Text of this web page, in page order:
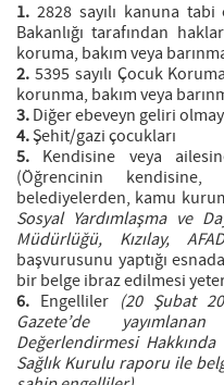
1. 2828 sayılı kanuna
Bakanlığı tarafından
koruma, bakım veya
2. 5395 sayılı Çocuk
korunma, bakım veya
3.Diğer ebeveyn geliri
4.Şehit/gazi çocukları
5. Kendisine veya
(Öğrencinin kendisine,
belediyelerden, kamu
Sosyal Yardımlaşma ve
Müdürlüğü, Kızılay,
başvurusunu yaptığı
bir belge ibraz edilmesi
6. Engelliler (20 Şubat
Gazete’de
Değerlendirmesi
Sağlık Kurulu raporu ile